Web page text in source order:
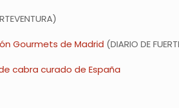
Gourmets de Madrid (DIARIO DE
cabra curado de España